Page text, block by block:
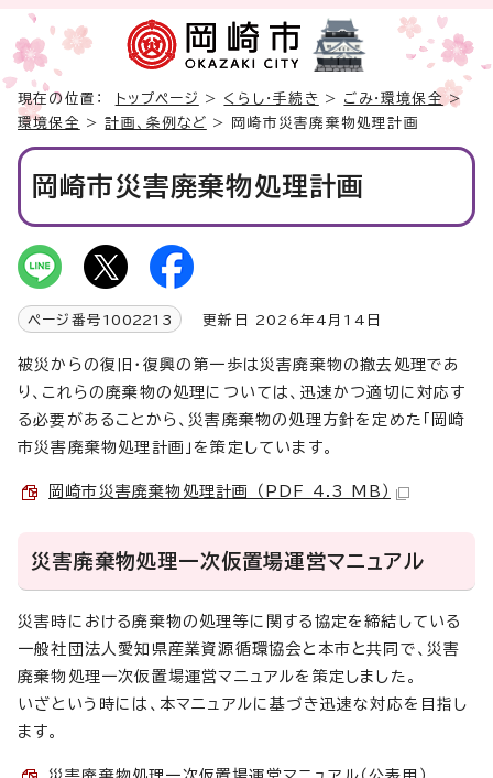
現在の位置： トップページ > くらし・手続き > ごみ・環境保全 >
環境保全
>計画、条例など > 岡崎市災害廃棄物処理計画
岡崎市災害廃棄物処理計画
ページ番号 1002213 更新日 2026年4月14日
被災からの復旧・復興の第一歩は災害廃棄物の撤去処理であ
り、これらの廃棄物の処理については、迅速かつ適切に対応す
る必要があることから、災害廃棄物の処理方針を定めた「岡崎
市災害廃棄物処理計画」を策定しています。
岡崎市災害廃棄物処理計画 （PDF 4.3 MB）
災害廃棄物処理一次仮置場運営マニュアル
災害時における廃棄物の処理等に関する協定を締結している
一般社団法人愛知県産業資源循環協会と本市と共同で、災害
廃棄物処理一次仮置場運営マニュアルを策定しました。
いざという時には、本マニュアルに基づき迅速な対応を目指し
ます。